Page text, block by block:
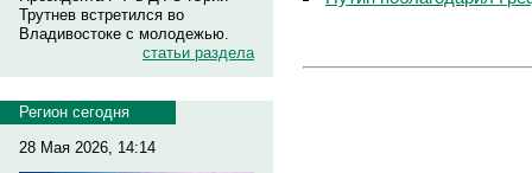
Трутнев встретился во
Владивостоке с молодежью.
статьи раздела
Регион сегодня
28 Мая 2026, 14:14